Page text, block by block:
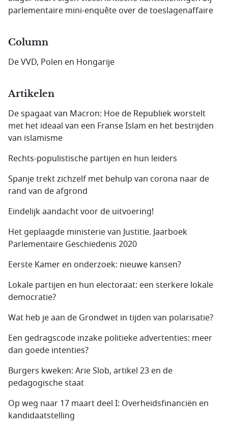
parlementaire mini-enquête over de toeslagenaffaire
Column
De VVD, Polen en Hongarije
Artikelen
De spagaat van Macron: Hoe de Republiek worstelt
met het ideaal van een Franse Islam en het bestrijden
van islamisme
Rechts-populistische partijen en hun leiders
Spanje trekt zichzelf met behulp van corona naar de
rand van de afgrond
Eindelijk aandacht voor de uitvoering!
Het geplaagde ministerie van Justitie. Jaarboek
Parlementaire Geschiedenis 2020
Eerste Kamer en onderzoek: nieuwe kansen?
Lokale partijen en hun electoraat: een sterkere lokale
democratie?
Wat heb je aan de Grondwet in tijden van polarisatie?
Een gedragscode inzake politieke advertenties: meer
dan goede intenties?
Burgers kweken: Arie Slob, artikel 23 en de
pedagogische staat
Op weg naar 17 maart deel I: Overheidsfinanciën en
kandidaatstelling